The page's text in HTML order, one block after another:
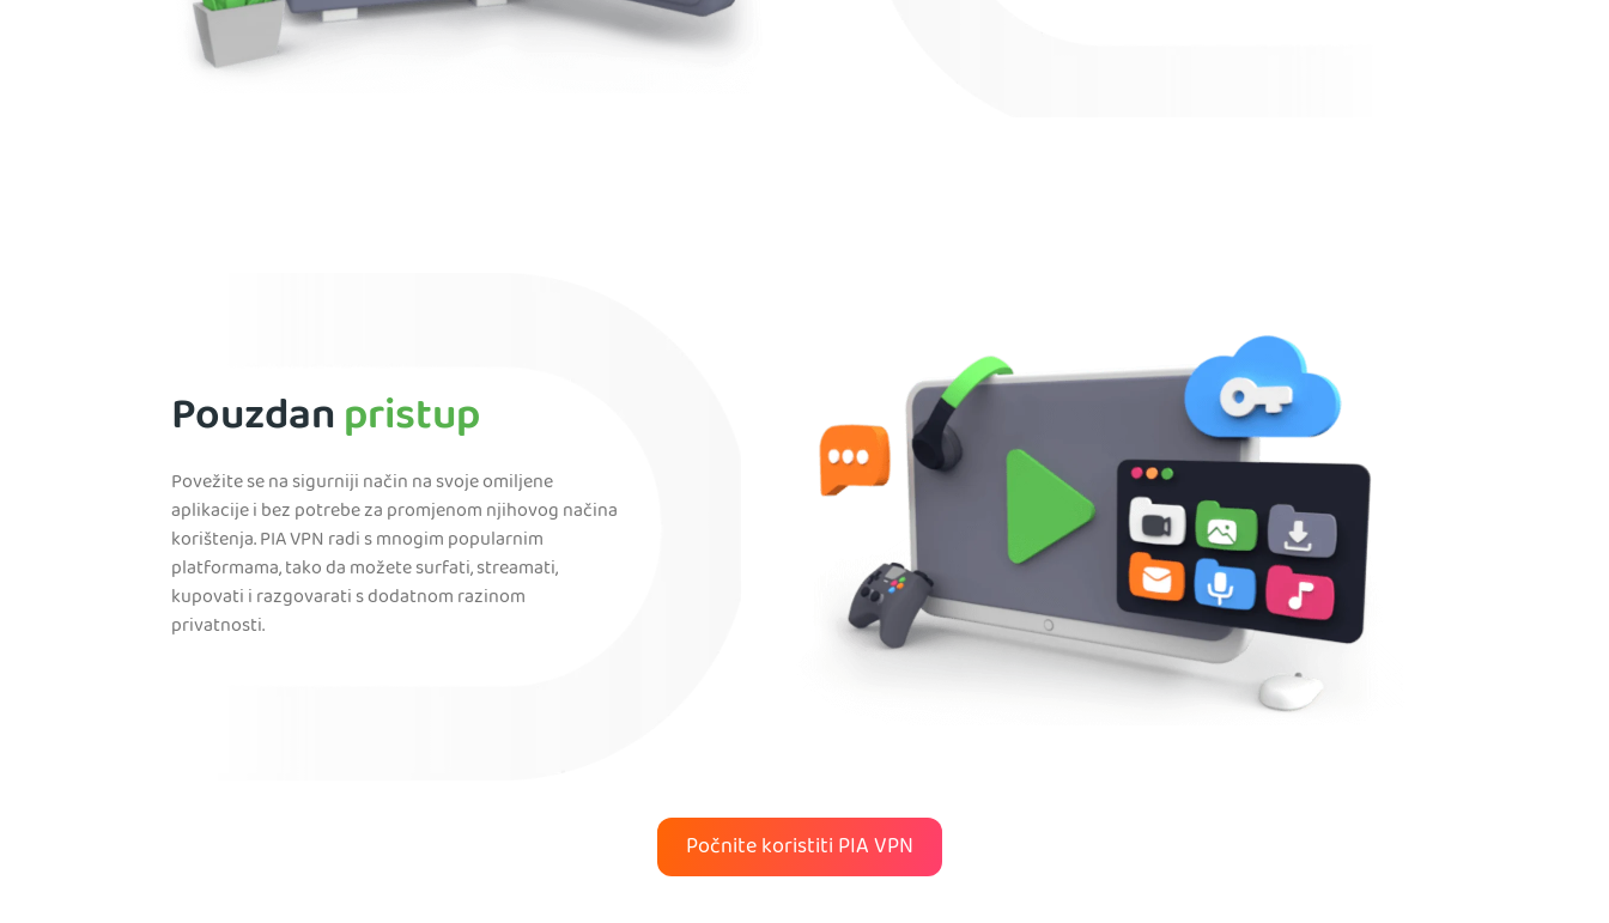
Pouzdanpristup
Povežite se na sigurniji način na svoje omiljene
aplikacije i bez potrebe za promjenom njihovog načina
korištenja. PIA VPN radi s mnogim popularnim
platformama, tako da možete surfati, streamati,
kupovati i razgovarati s dodatnom razinom
privatnosti.
Počnite koristiti PIA VPN